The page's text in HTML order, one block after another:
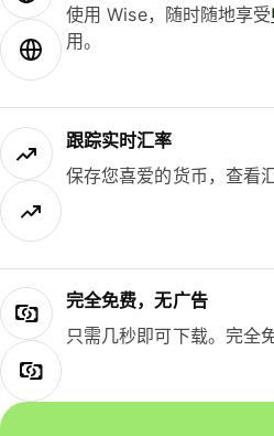
使用 Wise，随时随地享受
用。
跟踪实时汇率
保存您喜爱的货币，查看
完全免费，无广告
只需几秒即可下载。完全